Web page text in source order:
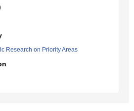
Research on Priority Areas